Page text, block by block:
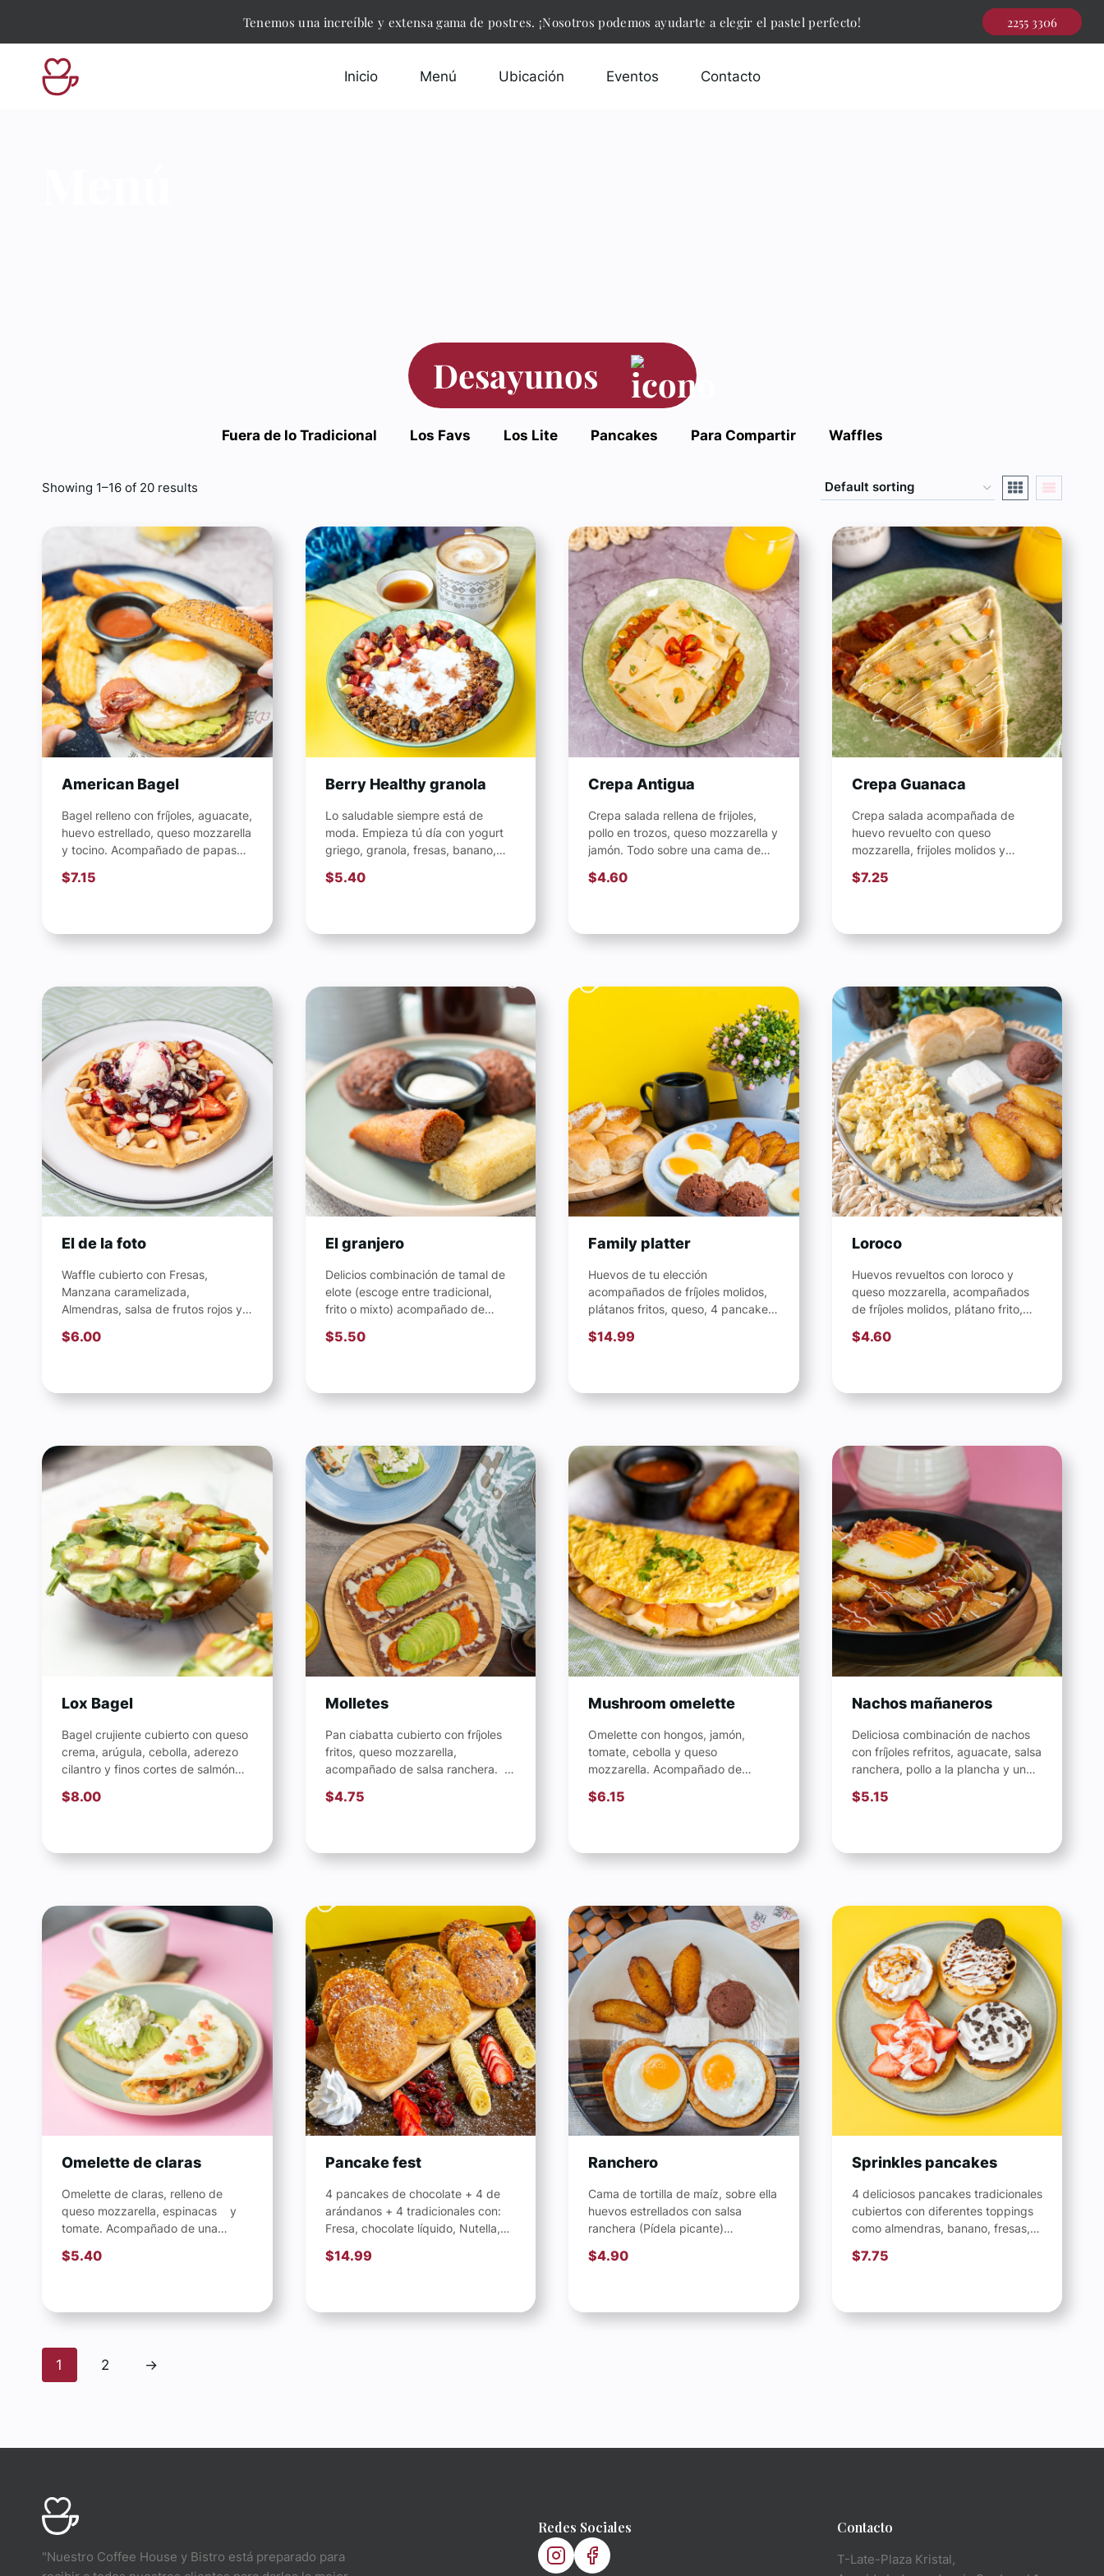
contenido
Tenemos una increíble y extensa gama de postres. ¡Nosotros podemos ayudarte a elegir el pastel perfecto! 2255 3306
Inicio Menú Ubicación Eventos Contacto
Desayunos
Fuera de lo Tradicional Los Favs Los Lite Pancakes Para Compartir Waffles
Showing 1–16 of 20 results
American Bagel
Bagel relleno con fríjoles, aguacate,
huevo estrellado, queso mozzarella
y tocino. Acompañado de papas
$7.15
Berry Healthy granola
Lo saludable siempre está de
moda. Empieza tú día con yogurt
griego, granola, fresas, banano,
decoración de salsa...
$5.40
Crepa Antigua
Crepa salada rellena de frijoles,
pollo en trozos, queso mozzarella y
jamón. Todo sobre una cama de
$4.60
Crepa Guanaca
Crepa salada acompañada de
huevo revuelto con queso
mozzarella, frijoles molidos y
tomate y un toque...
$7.25
El de la foto
Waffle cubierto con Fresas,
Manzana caramelizada,
Almendras, salsa de frutos rojos y
$6.00
El granjero
Delicios combinación de tamal de
elote (escoge entre tradicional,
frito o mixto) acompañado de
$5.50
Family platter
Huevos de tu elección
acompañados de fríjoles molidos,
plátanos fritos, queso, 4 pancakes
de chocolate o...
$14.99
Loroco
Huevos revueltos con loroco y
queso mozzarella, acompañados
de fríjoles molidos, plátano frito,
$4.60
Lox Bagel
Bagel crujiente cubierto con queso
crema, arúgula, cebolla, aderezo
cilantro y finos cortes de salmón
$8.00
Molletes
Pan ciabatta cubierto con fríjoles
fritos, queso mozzarella,
acompañado de salsa ranchera. **
$4.75
Mushroom omelette
Omelette con hongos, jamón,
tomate, cebolla y queso
mozzarella. Acompañado de
$6.15
Nachos mañaneros
Deliciosa combinación de nachos
con fríjoles refritos, aguacate, salsa
ranchera, pollo a la plancha y un
$5.15
Omelette de claras
Omelette de claras, relleno de
queso mozzarella, espinacas y
tomate. Acompañado de una
cottage y...
$5.40
Pancake fest
4 pancakes de chocolate + 4 de
arándanos + 4 tradicionales con:
Fresa, chocolate líquido, Nutella,
$14.99
Ranchero
Cama de tortilla de maíz, sobre ella
huevos estrellados con salsa
ranchera (Pídela picante)
frijoles molinos,...
$4.90
Sprinkles pancakes
4 deliciosos pancakes tradicionales
cubiertos con diferentes toppings
como almendras, banano, fresas,
de fresas, Nutella,...
$7.75
1 2 →
"Nuestro Coffee House y Bistro está preparado para
Redes Sociales Contacto
T-Late-Plaza Kristal,